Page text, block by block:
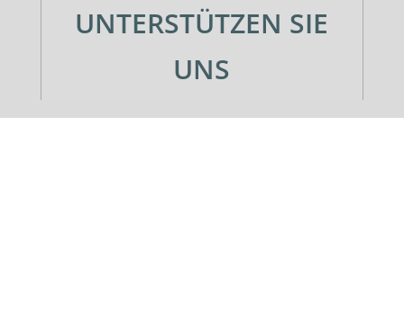
UNTERSTÜTZEN SIE
UNS